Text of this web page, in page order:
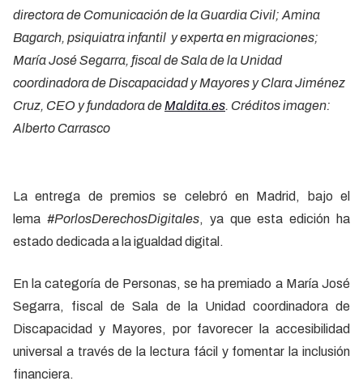
directora de Comunicación de la Guardia Civil; Amina
Bagarch, psiquiatra infantil y experta en migraciones;
María José Segarra, fiscal de Sala de la Unidad
coordinadora de Discapacidad y Mayores y Clara Jiménez
Cruz, CEO y fundadora de Maldita.es. Créditos imagen:
Alberto Carrasco
La entrega de premios se celebró en Madrid, bajo el
lema #PorlosDerechosDigitales, ya que esta edición ha
estado dedicada a la igualdad digital.
En la categoría de Personas, se ha premiado a María José
Segarra, fiscal de Sala de la Unidad coordinadora de
Discapacidad y Mayores, por favorecer la accesibilidad
universal a través de la lectura fácil y fomentar la inclusión
financiera.